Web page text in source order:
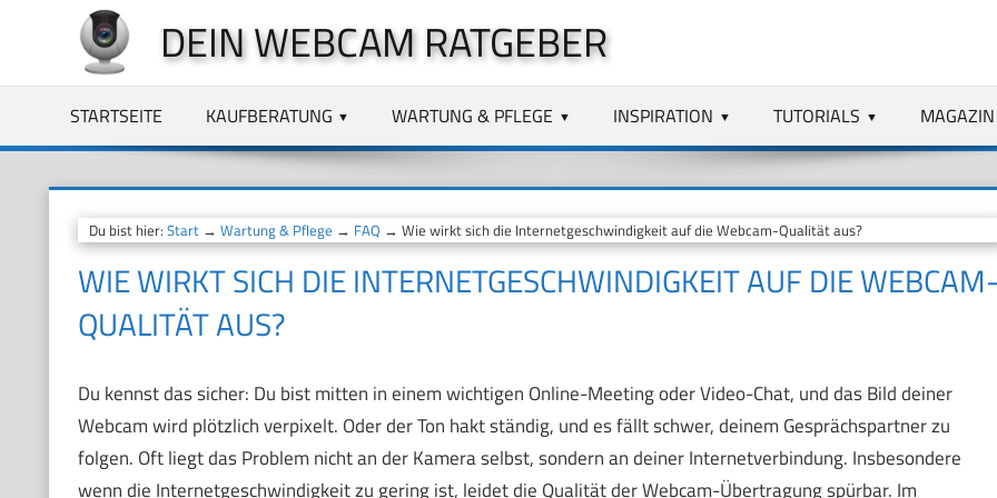
springen
DEIN WEBCAM RATGEBER
STARTSEITE KAUFBERATUNG WARTUNG & PFLEGE INSPIRATION TUTORIALS MAGAZIN
Du bist hier: Start→ Wartung & Pflege → FAQ → Wie wirkt sich die Internetgeschwindigkeit auf die Webcam-Qualität aus?
WIE WIRKT SICH DIE INTERNETGESCHWINDIGKEIT AUF DIE
QUALITÄT AUS?
Du kennst das sicher: Du bist mitten in einem wichtigen Online-Meeting oder Video-Chat, und das Bild deiner
Webcam wird plötzlich verpixelt. Oder der Ton hakt ständig, und es fällt schwer, deinem Gesprächspartner zu
folgen. Oft liegt das Problem nicht an der Kamera selbst, sondern an deiner Internetverbindung. Insbesondere
wenn die Internetgeschwindigkeit zu gering ist, leidet die Qualität der Webcam-Übertragung spürbar. Im